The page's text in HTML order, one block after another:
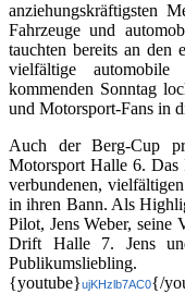
anziehungskräftigsten
Fahrzeuge und
tauchten bereits an den
vielfältige
kommenden Sonntag
und Motorsport-Fans in
Auch der Berg-Cup
Motorsport Halle 6. Das
verbundenen,
in ihren Bann. Als
Pilot, Jens Weber, seine
Drift Halle 7. Jens
Publikumsliebling.
{youtube}ujKHzlb7AC0{/